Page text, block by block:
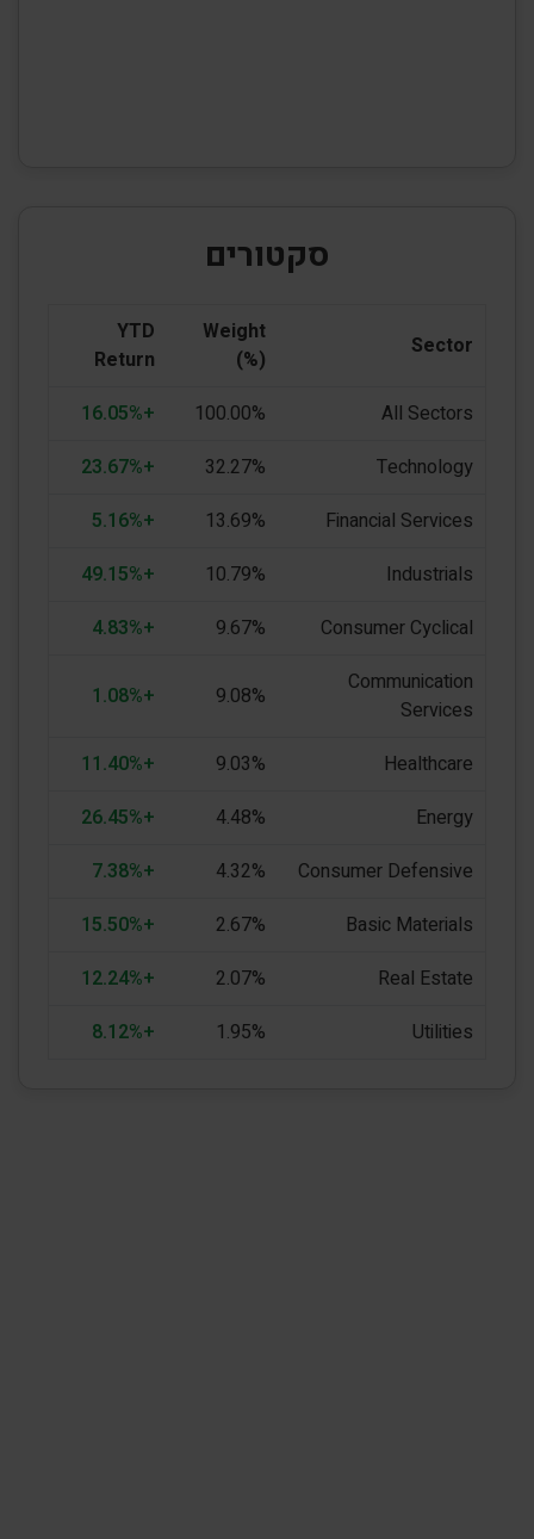
סקטורים
Sector
Weight
(%)
YTD
Return
All Sectors
100.00%
+16.05%
Technology
32.27%
+23.67%
Financial Services
13.69%
+5.16%
Industrials
10.79%
+49.15%
Consumer Cyclical
9.67%
+4.83%
Communication
Services
9.08%
+1.08%
Healthcare
9.03%
+11.40%
Energy
4.48%
+26.45%
Consumer Defensive
4.32%
+7.38%
Basic Materials
2.67%
+15.50%
Real Estate
2.07%
+12.24%
Utilities
1.95%
+8.12%